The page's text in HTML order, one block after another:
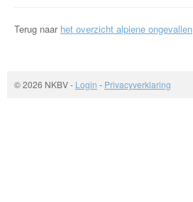
Terug naar het overzicht alpiene ongevallen
© 2026 NKBV- Login - Privacyverklaring